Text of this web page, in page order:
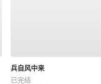
兵自风中来
已完结